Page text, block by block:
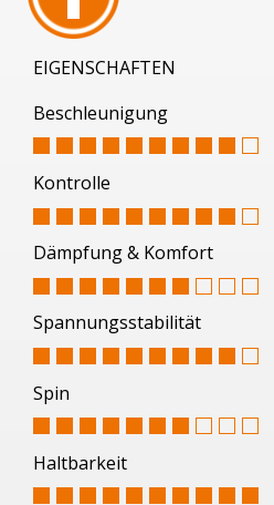
EIGENSCHAFTEN
Beschleunigung
Kontrolle
Dämpfung & Komfort
Spannungsstabilität
Spin
Haltbarkeit